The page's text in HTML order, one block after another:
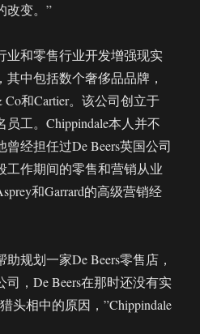
改变。”
业和零售行业开发增强现实
中包括数个奢侈品品牌，
Co和Cartier。该公司创立于
员工。Chippindale本人并不
经担任过De Beers英国公司
工作期间的零售和营销从业
和Garrard的高级营销经
规划一家De Beers零售店，
，De Beers在那时还没有实
头相中的原因，”Chippindale